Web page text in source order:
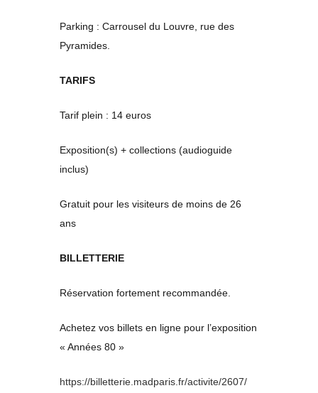
Parking : Carrousel du Louvre, rue des
Pyramides.
TARIFS
Tarif plein : 14 euros
Exposition(s) + collections (audioguide
inclus)
Gratuit pour les visiteurs de moins de 26
ans
BILLETTERIE
Réservation fortement recommandée.
Achetez vos billets en ligne pour l’exposition
« Années 80 »
https://billetterie.madparis.fr/activite/2607/